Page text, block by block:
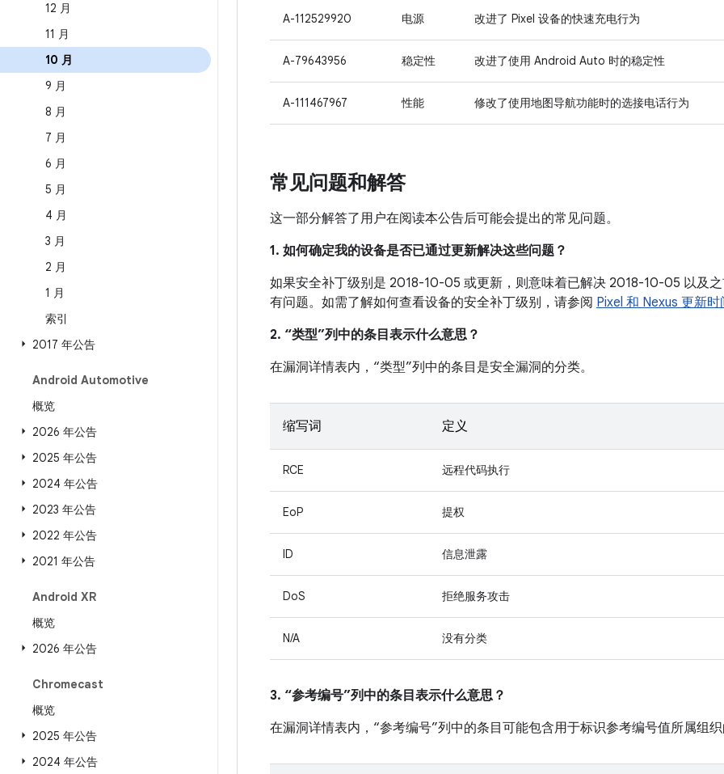
12 月
11 月
10 月
9 月
8 月
7 月
6 月
5 月
4 月
3 月
2 月
1 月
索引
2017 年公告
Android Automotive
概览
2026 年公告
2025 年公告
2024 年公告
2023 年公告
2022 年公告
2021 年公告
Android XR
概览
2026 年公告
Chromecast
概览
2025 年公告
2024 年公告
A-112529920 电源 改进了 Pixel 设备的快速充电行为
A-79643956 稳定性 改进了使用 Android Auto 时的稳定性
A-111467967 性能 修改了使用地图导航功能时的选接电话行为
常见问题和解答
这一部分解答了用户在阅读本公告后可能会提出的常见问题。
1. 如何确定我的设备是否已通过更新解决这些问题？
如果安全补丁级别是 2018-10-05 或更新，则意味着已解决 2018-10-05 以及
有问题。如需了解如何查看设备的安全补丁级别，请参阅 Pixel 和 Nexus 更新时
2. “类型”列中的条目表示什么意思？
在漏洞详情表内，“类型”列中的条目是安全漏洞的分类。
缩写词 定义
RCE 远程代码执行
EoP 提权
ID 信息泄露
DoS 拒绝服务攻击
N/A 没有分类
3. “参考编号”列中的条目表示什么意思？
在漏洞详情表内，“参考编号”列中的条目可能包含用于标识参考编号值所属组